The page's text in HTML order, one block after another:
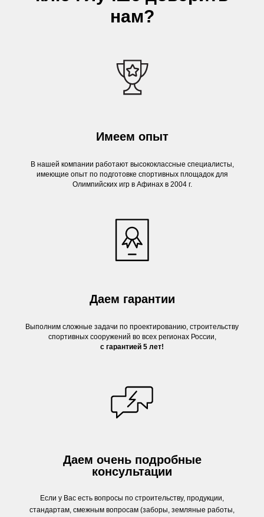
нам?
Имеем опыт
В нашей компании работают высококлассные специалисты,
имеющие опыт по подготовке спортивных площадок для
Олимпийских игр в Афинах в 2004 г.
Даем гарантии
Выполним сложные задачи по проектированию, строительству
спортивных сооружений во всех регионах России,
с гарантией 5 лет!
Даем очень подробные
консультации
Если у Вас есть вопросы по строительству, продукции,
стандартам, смежным вопросам (заборы, земляные работы,